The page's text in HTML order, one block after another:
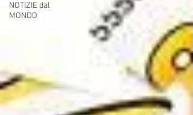
NOTIZIE dal
MONDO